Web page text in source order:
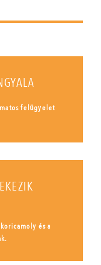
felügyelet
és a